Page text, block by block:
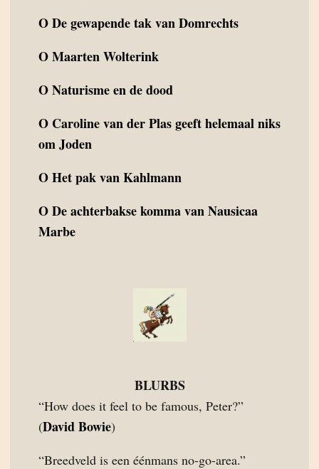
ODe gewapende tak van Domrechts
OMaarten Wolterink
ONaturisme en de dood
O Caroline van der Plas geeft helemaal niks
om Joden
OHet pak van Kahlmann
ODe achterbakse komma van Nausicaa
Marbe
BLURBS
“How does it feel to be famous, Peter?”
(David Bowie)
“Breedveld is een éénmans no-go-area.”